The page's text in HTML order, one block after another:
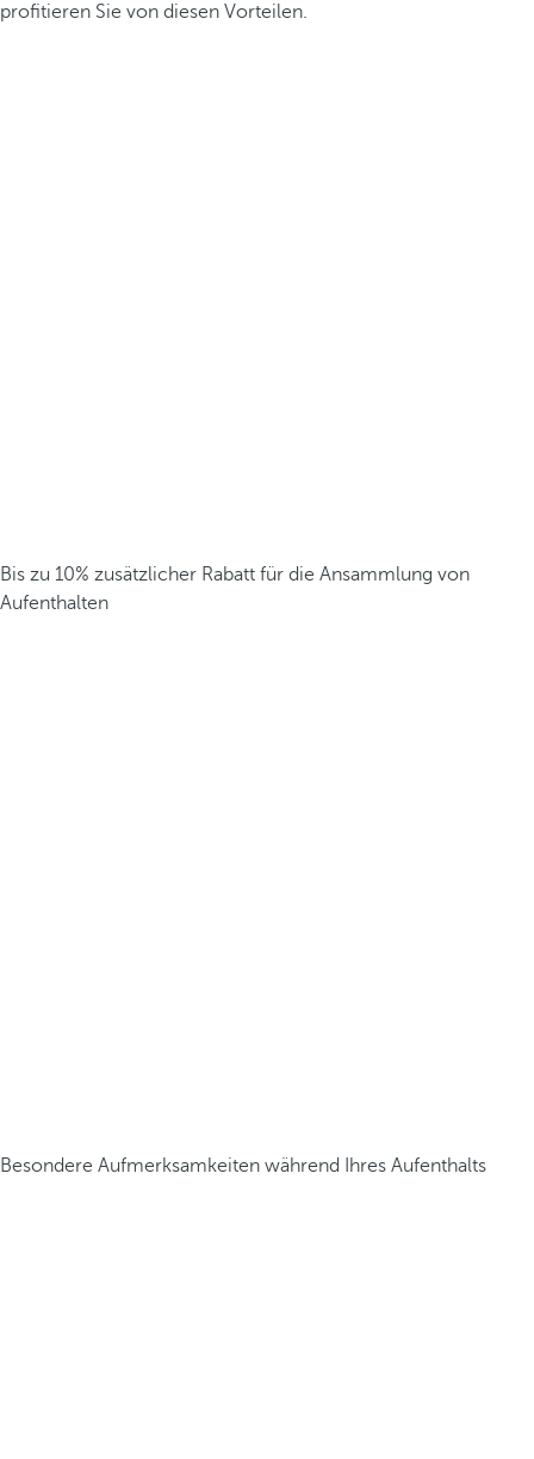
profitieren Sie von diesen Vorteilen.
Bis zu 10% zusätzlicher Rabatt für die Ansammlung von
Aufenthalten
Besondere Aufmerksamkeiten während Ihres Aufenthalts